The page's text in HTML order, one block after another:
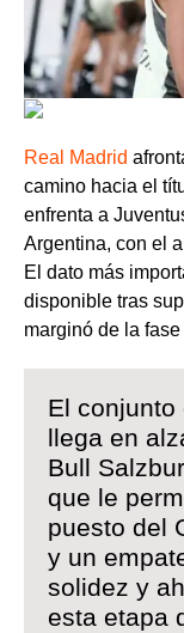
Real Madrid
camino hacia el
enfrenta a
Argentina, con el
El dato más
disponible tras
marginó de la
El conjunto
llega en
Bull
que le
puesto del
y un
solidez y
esta etapa